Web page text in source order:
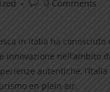
0 Comments
in Italia ha conosciuto
nell’ambito
autentiche,
en plein air.